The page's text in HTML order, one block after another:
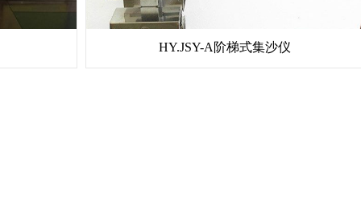
HY.JSY-A阶梯式集沙仪